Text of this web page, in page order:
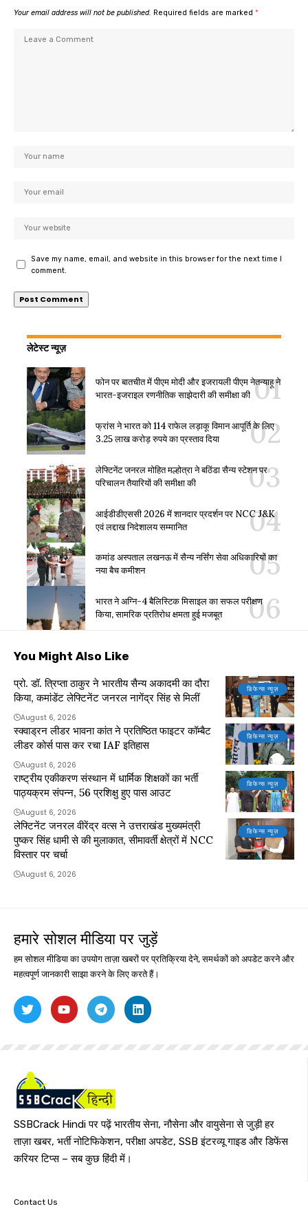
Your email address will not be published. Required fields are marked *
Save my name, email, and website in this browser for the next time I
comment.
लेटेस्ट न्यूज़
फोन पर बातचीत में पीएम मोदी और इजरायली पीएम नेतन्याहू ने
भारत-इजराइल रणनीतिक साझेदारी की समीक्षा की
फ्रांस ने भारत को 114 राफेल लड़ाकू विमान आपूर्ति के लिए
3.25 लाख करोड़ रुपये का प्रस्ताव दिया
लेफ्टिनेंट जनरल मोहित मल्होत्रा ने बठिंडा सैन्य स्टेशन पर
परिचालन तैयारियों की समीक्षा की
आईडीडीएससी 2026 में शानदार प्रदर्शन पर NCC J&K
एवं लद्दाख निदेशालय सम्मानित
कमांड अस्पताल लखनऊ में सैन्य नर्सिंग सेवा अधिकारियों का
नया बैच कमीशन
भारत ने अग्नि-4 बैलिस्टिक मिसाइल का सफल परीक्षण
किया, सामरिक प्रतिरोध क्षमता हुई मजबूत
You Might Also Like
डिफेन्स न्यूज़
प्रो. डॉ. त्रिप्ता ठाकुर ने भारतीय सैन्य अकादमी का दौरा
किया, कमांडेंट लेफ्टिनेंट जनरल नागेंद्र सिंह से मिलीं
August 6, 2026
डिफेन्स न्यूज़
स्क्वाड्रन लीडर भावना कांत ने प्रतिष्ठित फाइटर कॉम्बैट
लीडर कोर्स पास कर रचा IAF इतिहास
August 6, 2026
डिफेन्स न्यूज़
राष्ट्रीय एकीकरण संस्थान में धार्मिक शिक्षकों का भर्ती
पाठ्यक्रम संपन्न, 56 प्रशिक्षु हुए पास आउट
August 6, 2026
डिफेन्स न्यूज़
लेफ्टिनेंट जनरल वीरेंद्र वत्स ने उत्तराखंड मुख्यमंत्री
पुष्कर सिंह धामी से की मुलाकात, सीमावर्ती क्षेत्रों में NCC
विस्तार पर चर्चा
August 6, 2026
हमारे सोशल मीडिया पर जुड़ें
हम सोशल मीडिया का उपयोग ताज़ा खबरों पर प्रतिक्रिया देने, समर्थकों को अपडेट करने और
महत्वपूर्ण जानकारी साझा करने के लिए करते हैं।
SSBCrack Hindi पर पढ़ें भारतीय सेना, नौसेना और वायुसेना से जुड़ी हर
ताज़ा खबर, भर्ती नोटिफिकेशन, परीक्षा अपडेट, SSB इंटरव्यू गाइड और डिफेंस
करियर टिप्स – सब कुछ हिंदी में।
Contact Us